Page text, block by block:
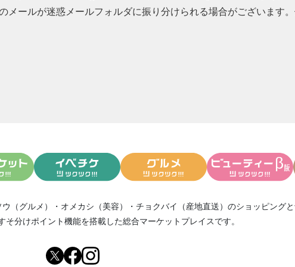
メールが迷惑メールフォルダに振り分けられる場合がございます
（グルメ） ・ オメカシ（美容） ・ チョクバイ（産地直送） のショッピングと
そ分けポイント機能を搭載した総合マーケットプレイスです。